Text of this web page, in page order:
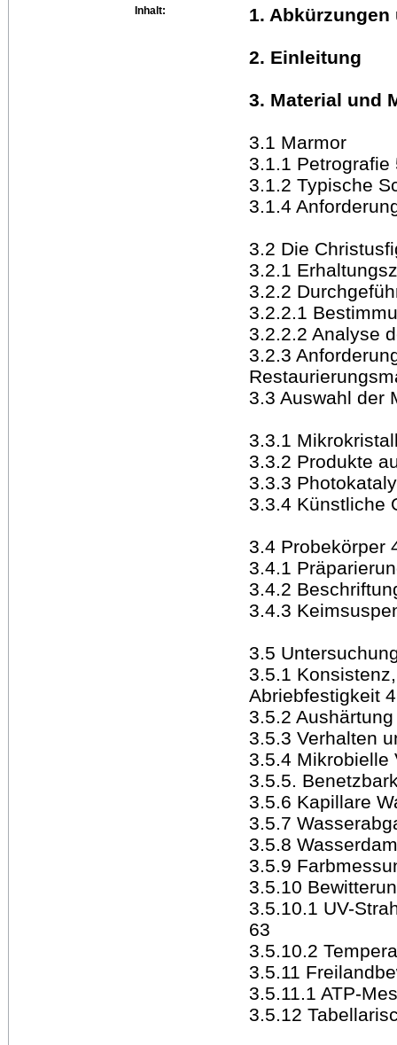
Inhalt: 1. Abkürzungen
2. Einleitung
3. Material und
3.1 Marmor
3.1.1 Petrografie
3.1.2 Typische
3.1.4
3.2 Die
3.2.1
3.2.2
3.2.2.1
3.2.2.2 Analyse
3.2.3
3.3 Auswahl der
3.3.1
3.3.2 Produkte
3.3.3
3.3.4 Künstliche
3.4 Probekörper
3.4.1
3.4.2
3.4.3
3.5
3.5.1
Abriebfestigkeit
3.5.2
3.5.3 Verhalten
3.5.4 Mikrobielle
3.5.5.
3.5.6 Kapillare
3.5.7
3.5.8
3.5.9
3.5.10
3.5.10.1 UV-
63
3.5.10.2
3.5.11
3.5.11.1 ATP-
3.5.12